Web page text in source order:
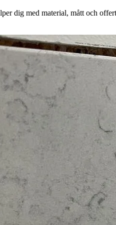
dig med material, mått och